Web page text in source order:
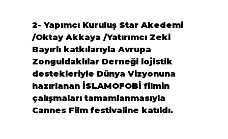
2- Yapımcı Kuruluş Star Akedemi
/Oktay Akkaya /Yatırımcı Zeki
Bayırlı katkılarıyla Avrupa
Zonguldaklılar Derneği lojistik
destekleriyle Dünya Vizyonuna
hazırlanan İSLAMOFOBİ filmin
çalışmaları tamamlanmasıyla
Cannes Film festivaline katıldı.